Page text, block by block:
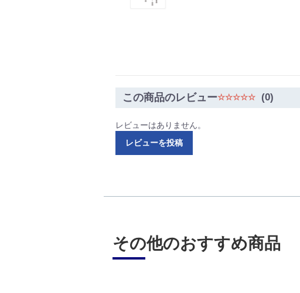
この商品のレビュー☆☆☆☆☆ (0)
レビューはありません。
レビューを投稿
その他のおすすめ商品